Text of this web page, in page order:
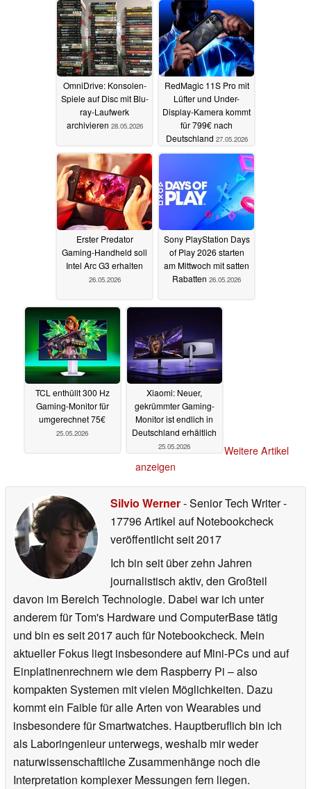
OmniDrive: Konsolen-
Spiele auf Disc mit Blu-
ray-Laufwerk
archivieren 28.05.2026
RedMagic 11S Pro mit
Lüfter und Under-
Display-Kamera kommt
für 799€ nach
Deutschland 27.05.2026
Erster Predator
Gaming-Handheld soll
Intel Arc G3 erhalten
26.05.2026
Sony PlayStation Days
of Play 2026 starten
am Mittwoch mit satten
Rabatten 26.05.2026
TCL enthüllt 300 Hz
Gaming-Monitor für
umgerechnet 75€
25.05.2026
Xiaomi: Neuer,
gekrümmter Gaming-
Monitor ist endlich in
Deutschland erhältlich
25.05.2026
Weitere Artikel
anzeigen
Silvio Werner- Senior Tech Writer-
17796 Artikel auf Notebookcheck
veröffentlichtseit 2017
Ich bin seit über zehn Jahren
journalistisch aktiv, den Großteil
davon im Bereich Technologie. Dabei war ich unter
anderem für Tom's Hardware und ComputerBase tätig
und bin es seit 2017 auch für Notebookcheck. Mein
aktueller Fokus liegt insbesondere auf Mini-PCs und auf
Einplatinenrechnern wie dem Raspberry Pi – also
kompakten Systemen mit vielen Möglichkeiten. Dazu
kommt ein Faible für alle Arten von Wearables und
insbesondere für Smartwatches. Hauptberuflich bin ich
als Laboringenieur unterwegs, weshalb mir weder
naturwissenschaftliche Zusammenhänge noch die
Interpretation komplexer Messungen fern liegen.